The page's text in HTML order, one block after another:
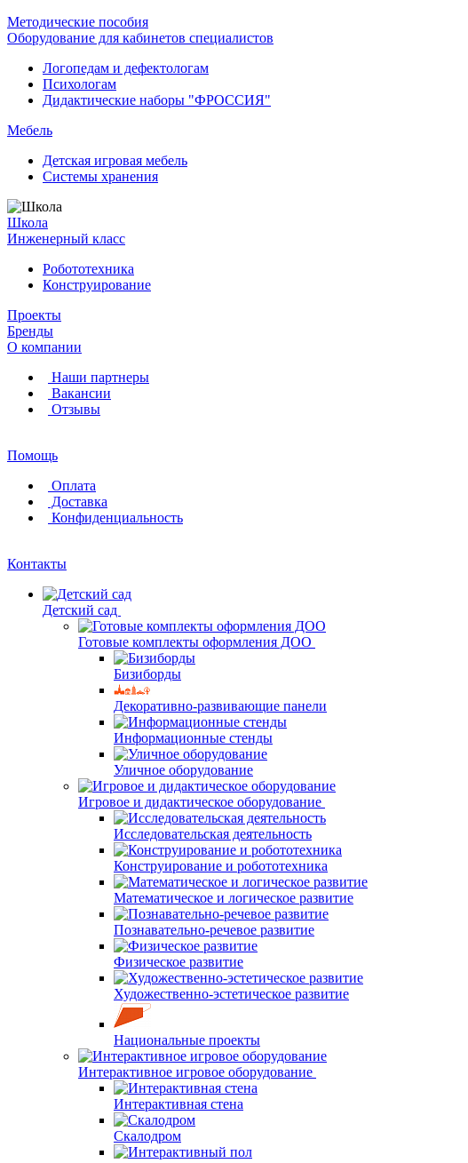
Методические пособия
Оборудование для кабинетов специалистов
Логопедам и дефектологам
Психологам
Дидактические наборы "ФРОССИЯ"
Мебель
Детская игровая мебель
Системы хранения
Школа
Инженерный класс
Робототехника
Конструирование
Проекты
Бренды
О компании
Наши партнеры
Вакансии
Отзывы
Помощь
Оплата
Доставка
Конфиденциальность
Контакты
Детский сад
Готовые комплекты оформления ДОО
Бизиборды
Декоративно-развивающие панели
Информационные стенды
Уличное оборудование
Игровое и дидактическое оборудование
Исследовательская деятельность
Конструирование и робототехника
Математическое и логическое развитие
Познавательно-речевое развитие
Физическое развитие
Художественно-эстетическое развитие
Национальные проекты
Интерактивное игровое оборудование
Интерактивная стена
Скалодром